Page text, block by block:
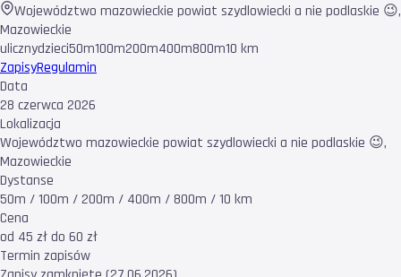
Województwo mazowieckie powiat szydlowiecki a nie podlaskie 😉,
Mazowieckie
ulicznydzieci50m100m200m400m800m10 km
ZapisyRegulamin
Data
28 czerwca 2026
Lokalizacja
Województwo mazowieckie powiat szydlowiecki a nie podlaskie 😉,
Mazowieckie
Dystanse
50m / 100m / 200m / 400m / 800m / 10 km
Cena
od 45 zł do 60 zł
Termin zapisów